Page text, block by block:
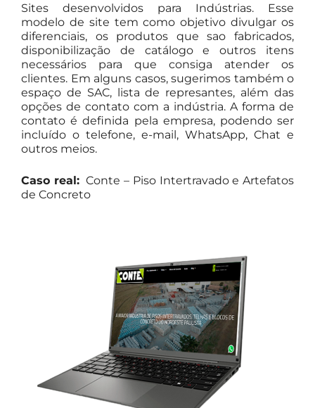
Sites desenvolvidos para Indústrias. Esse
modelo de site tem como objetivo divulgar os
diferenciais, os produtos que sao fabricados,
disponibilização de catálogo e outros itens
necessários para que consiga atender os
clientes. Em alguns casos, sugerimos também o
espaço de SAC, lista de represantes, além das
opções de contato com a indústria. A forma de
contato é definida pela empresa, podendo ser
incluído o telefone, e-mail, WhatsApp, Chat e
outros meios.
Caso real:Conte – Piso Intertravado e Artefatos
de Concreto